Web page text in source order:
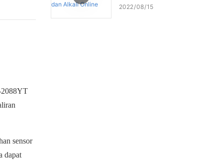
2088YT
sensor
dapat
Online
2022 08 15